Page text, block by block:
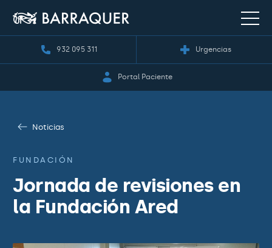
932 095 311 Urgencias
Portal Paciente
Noticias
FUNDACIÓN
Jornada de revisiones en
la Fundación Ared